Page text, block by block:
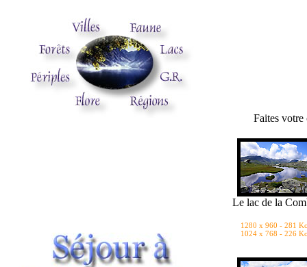
Faites
Le lac de la
1280 x 960 - 281
1024 x 768 - 226